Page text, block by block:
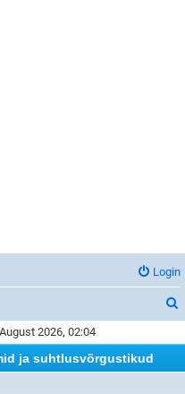
Login
2026, 02:04
ja suhtlusvõrgustikud